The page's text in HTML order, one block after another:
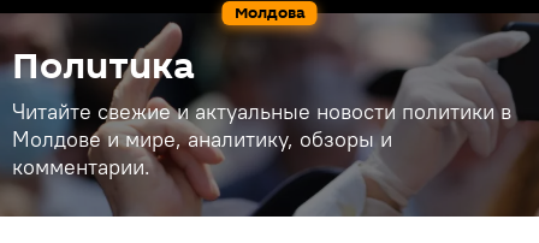
Молдова
Политика
Читайте свежие и актуальные новости политики в
Молдове и мире, аналитику, обзоры и
комментарии.